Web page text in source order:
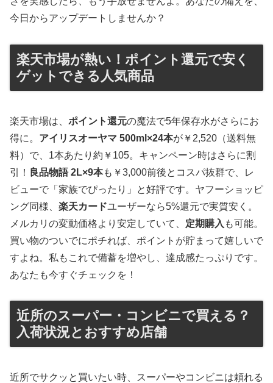
今日からアップデートしませんか？
楽天市場が熱い！ポイント還元で安く
ゲットできる人気商品
楽天市場は、 ポイント還元の魔法で5年保存水がさらにお
得に。 アイリスオーヤマ 500ml×24本が￥2,520（送料無
料）で、1本あたり約￥105。キャンペーン時はさらに割
引！
良品物語 2L×9本も￥3,000前後とコスパ抜群で、レ
ビューで「家族でぴったり」と好評です。ヤフーショッピ
ング同様、 楽天カードユーザーなら5%還元で実質安く。
メルカリの変動価格より安定していて、 定期購入 も可能。
買い物のついでにポチれば、ポイントが貯まって嬉しいで
すよね。私もこれで備蓄を増やし、達成感たっぷりです。
あなたも今すぐチェックを！
近所のスーパー・コンビニで買える？
入荷状況とおすすめ店舗
近所でサクッと買いたい時、スーパーやコンビニは頼れる